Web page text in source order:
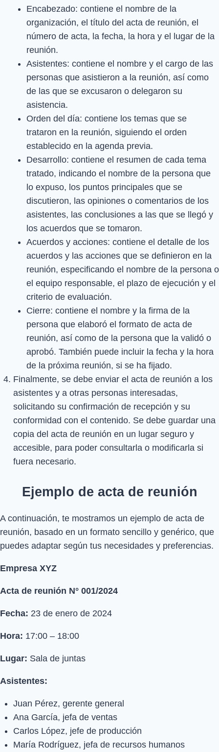
Encabezado: contiene el nombre de la
organización, el título del acta de reunión, el
número de acta, la fecha, la hora y el lugar de la
reunión.
Asistentes: contiene el nombre y el cargo de las
personas que asistieron a la reunión, así como
de las que se excusaron o delegaron su
asistencia.
Orden del día: contiene los temas que se
trataron en la reunión, siguiendo el orden
establecido en la agenda previa.
Desarrollo: contiene el resumen de cada tema
tratado, indicando el nombre de la persona que
lo expuso, los puntos principales que se
discutieron, las opiniones o comentarios de los
asistentes, las conclusiones a las que se llegó y
los acuerdos que se tomaron.
Acuerdos y acciones: contiene el detalle de los
acuerdos y las acciones que se definieron en la
reunión, especificando el nombre de la persona o
el equipo responsable, el plazo de ejecución y el
criterio de evaluación.
Cierre: contiene el nombre y la firma de la
persona que elaboró el formato de acta de
reunión, así como de la persona que la validó o
aprobó. También puede incluir la fecha y la hora
de la próxima reunión, si se ha fijado.
Finalmente, se debe enviar el acta de reunión a los
asistentes y a otras personas interesadas,
solicitando su confirmación de recepción y su
conformidad con el contenido. Se debe guardar una
copia del acta de reunión en un lugar seguro y
accesible, para poder consultarla o modificarla si
fuera necesario.
Ejemplo de acta de reunión
A continuación, te mostramos un ejemplo de acta de
reunión, basado en un formato sencillo y genérico, que
puedes adaptar según tus necesidades y preferencias.
Empresa XYZ
Acta de reunión N° 001/2024
Fecha: 23 de enero de 2024
Hora: 17:00 – 18:00
Lugar: Sala de juntas
Asistentes:
Juan Pérez, gerente general
Ana García, jefa de ventas
Carlos López, jefe de producción
María Rodríguez, jefa de recursos humanos